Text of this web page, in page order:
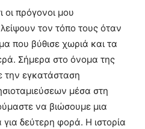
οι πρόγονοι μου
τον τόπο τους όταν
που βύθισε χωριά και τα
Σήμερα στο όνομα της
την εγκατάσταση
μέσα στη
να βιώσουμε μια
δεύτερη φορά. Η ιστορία